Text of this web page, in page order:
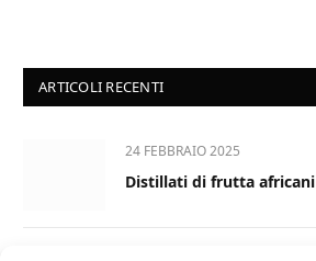
ARTICOLI RECENTI
24 FEBBRAIO 2025
Distillati di frutta africani